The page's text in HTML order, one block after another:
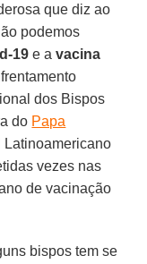
que diz ao
podemos
19 e avacina
dos Bispos
do Papa
vezes nas
de vacinação
bispos tem se